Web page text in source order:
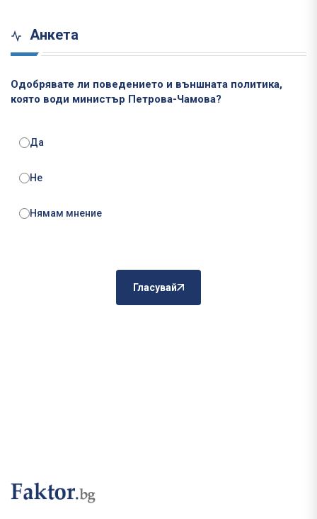
Анкета
Одобрявате ли поведението и външната политика,
която води министър Петрова-Чамова?
Да
Не
Нямам мнение
Гласувай